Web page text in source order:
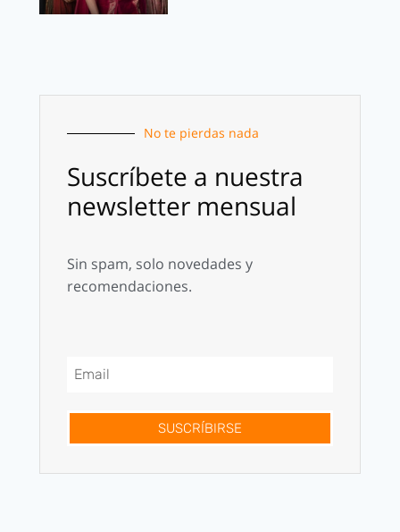
No te pierdas nada
Suscríbete a nuestra
newsletter mensual
Sin spam, solo novedades y
recomendaciones.
SUSCRÍBIRSE